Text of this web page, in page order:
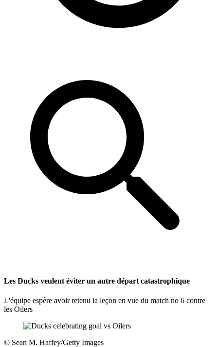
Les Ducks veulent éviter un autre départ catastrophique
L'équipe espère avoir retenu la leçon en vue du match no 6 contre
les Oilers
© Sean M. Haffey/Getty Images